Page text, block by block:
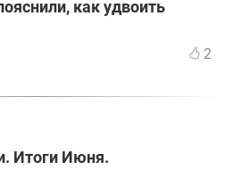
как удвоить
2
Итоги Июня.